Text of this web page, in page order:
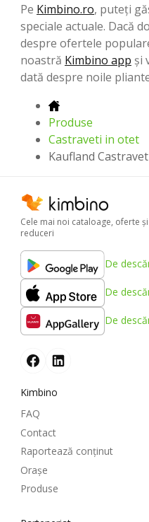
Pe Kimbino.ro, puteți
speciale actuale. Dacă
despre ofertele
noastră Kimbino app și
dată despre noile
Produse
Castraveti in otet
Kaufland
Cele mai noi cataloage, oferte şi
reduceri
De
De
De
Kimbino
FAQ
Contact
Raportează conținut
Oraşe
Produse